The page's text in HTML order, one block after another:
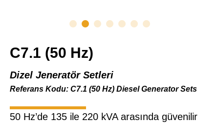
C7.1 (50 Hz)
Dizel Jeneratör Setleri
Referans Kodu: C7.1 (50 Hz) Diesel Generator Sets
50 Hz’de 135 ile 220 kVA arasında güvenilir